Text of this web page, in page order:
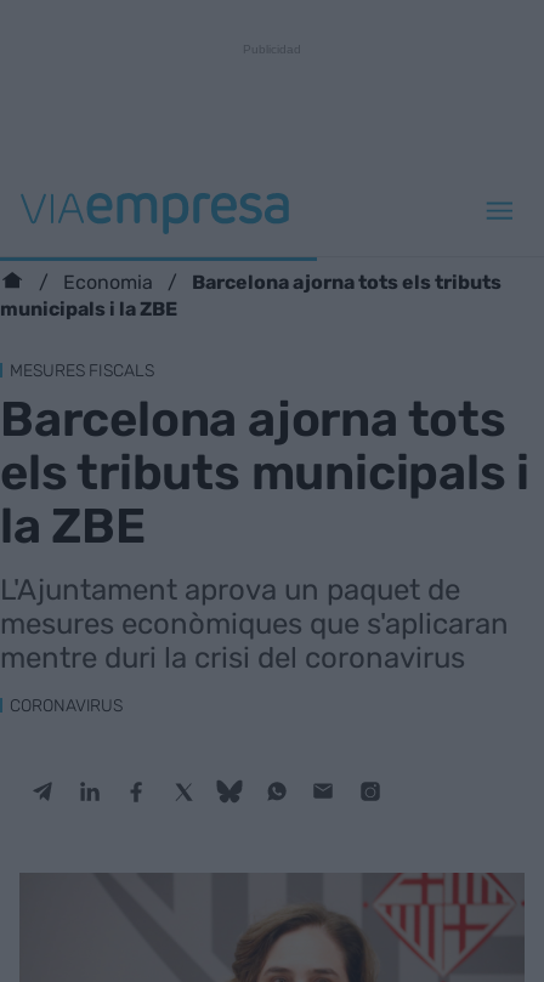
Economia
Barcelona ajorna tots els tributs
municipals i la ZBE
MESURES FISCALS
Barcelona ajorna tots
els tributs municipals i
la ZBE
L'Ajuntament aprova un paquet de
mesures econòmiques que s'aplicaran
mentre duri la crisi del coronavirus
CORONAVIRUS